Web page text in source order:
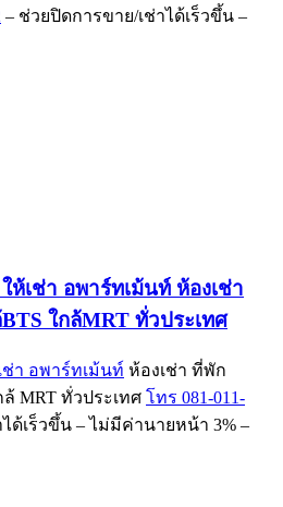
– ช่วยปิดการขาย/เช่าได้เร็วขึ้น –
ห้เช่า อพาร์ทเม้นท์ ห้องเช่า
ใกล้MRT ทั่วประเทศ
ช่า อพาร์ทเม้นท์ ห้องเช่า ที่พัก
MRT ทั่วประเทศ โทร 081-011-
ด้เร็วขึ้น – ไม่มีค่านายหน้า 3% –